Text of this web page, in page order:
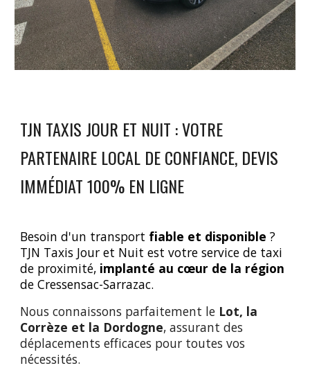
TJN TAXIS JOUR ET NUIT : VOTRE
PARTENAIRE LOCAL DE CONFIANCE, DEVIS
IMMÉDIAT 100% EN LIGNE
Besoin d'un transport fiable et disponible ?
TJN Taxis Jour et Nuit est votre service de taxi
de proximité, implanté au cœur de la région
de Cressensac-Sarrazac.
Nous connaissons parfaitement le Lot, la
Corrèze et la Dordogne, assurant des
déplacements efficaces pour toutes vos
nécessités.